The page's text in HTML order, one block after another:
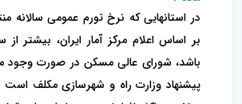
در استانهایی که نرخ تورم عمومی سالانه
باشد، شورای عالی مسکن در صورت وجود
پیشنهاد وزارت راه و شهرسازی مکلف